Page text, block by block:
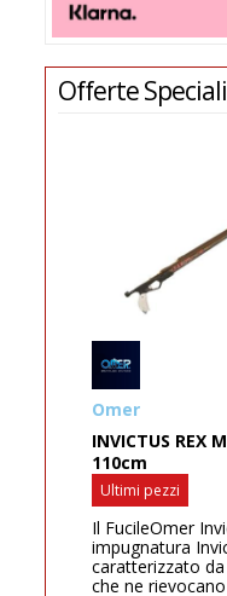
Offerte Speciali
REX Mimetic spearg
Invictus Rex con
Invictus,
da linee aggressive
lo spirito.